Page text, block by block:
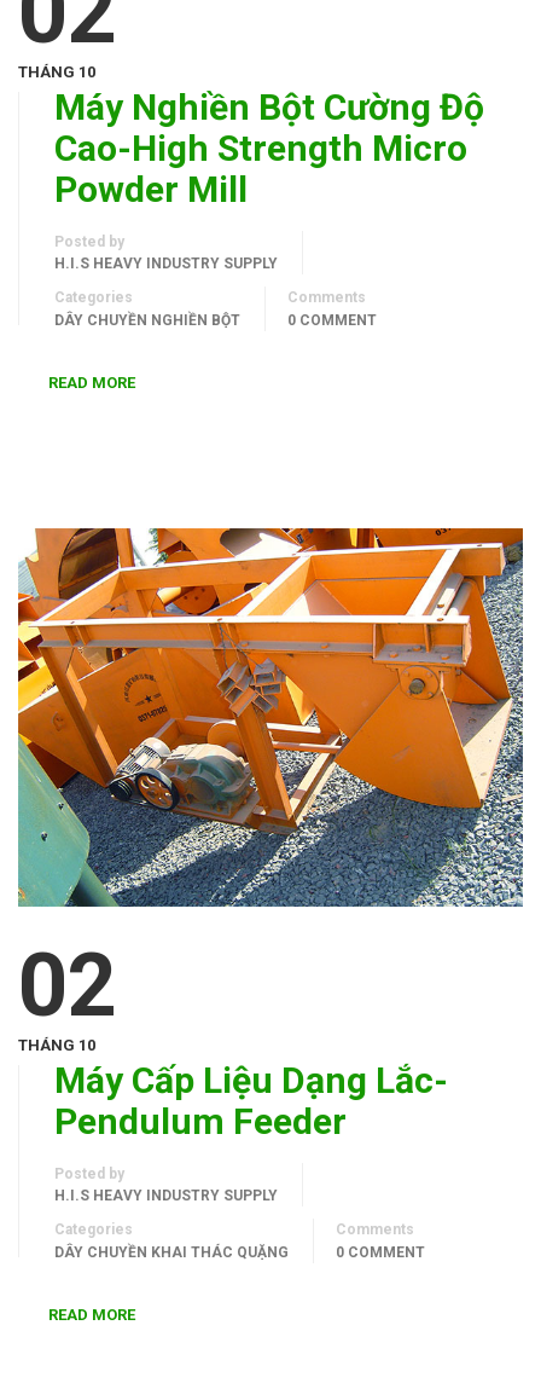
THÁNG 10
Máy Nghiền Bột Cường Độ
Cao-High Strength Micro
Powder Mill
Posted by
H.I.S HEAVY INDUSTRY SUPPLY
Categories
DÂY CHUYỀN NGHIỀN BỘT
Comments
0 COMMENT
READ MORE
02
THÁNG 10
Máy Cấp Liệu Dạng Lắc-
Pendulum Feeder
Posted by
H.I.S HEAVY INDUSTRY SUPPLY
Categories
DÂY CHUYỀN KHAI THÁC QUẶNG
Comments
0 COMMENT
READ MORE